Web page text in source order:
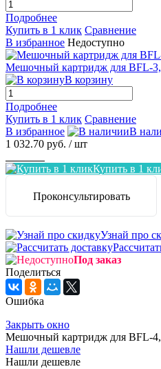
Подробнее
Купить в 1 клик Сравнение
В избранное Недоступно
Мешочный картридж для BFL-
В корзину
Подробнее
Купить в 1 клик Сравнение
В избранное
В
1 032.70 руб. / шт
Купить в 1
Проконсультировать
Узнай про
Под заказ
Поделиться
Ошибка
Закрыть окно
Мешочный картридж для BFL-
Нашли дешевле
Нашли дешевле